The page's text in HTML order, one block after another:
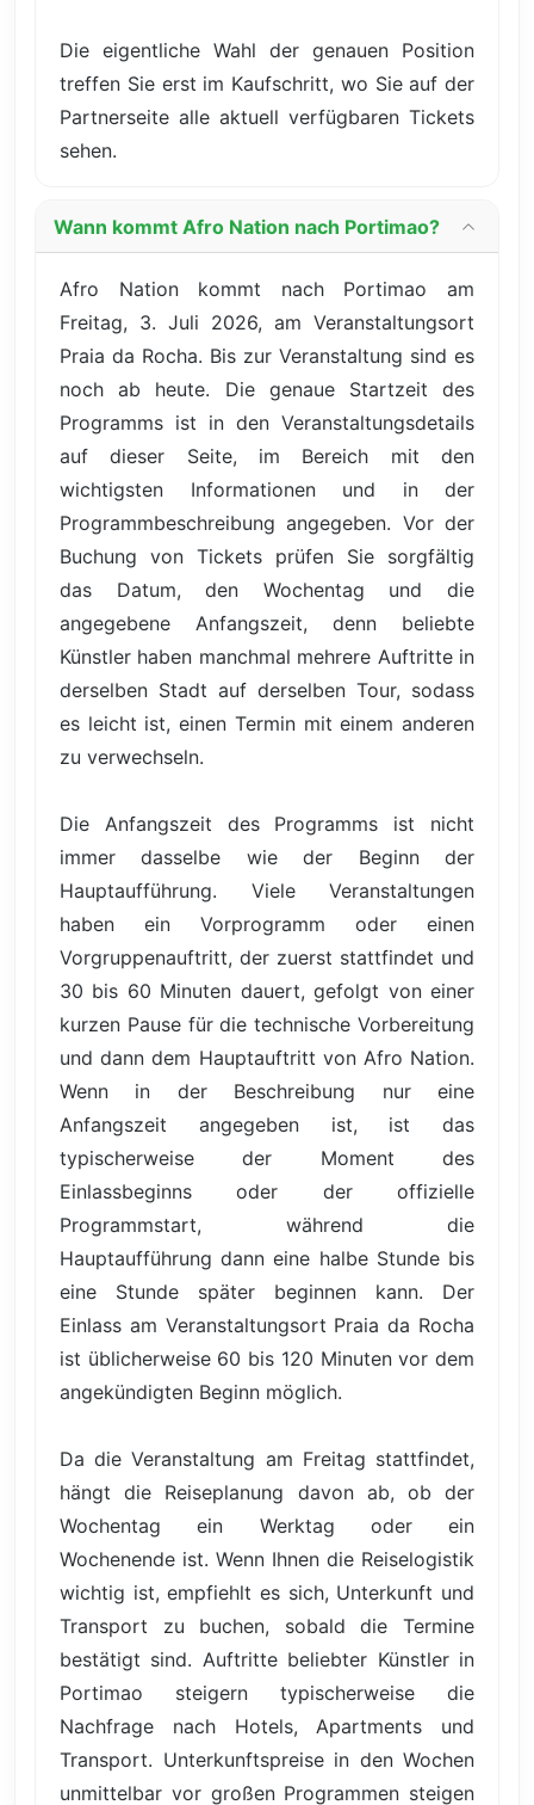
Die eigentliche Wahl der genauen Position
treffen Sie erst im Kaufschritt, wo Sie auf der
Partnerseite alle aktuell verfügbaren Tickets
sehen.
Wann kommt Afro Nation nach Portimao?
Afro Nation kommt nach Portimao am
Freitag, 3. Juli 2026, am Veranstaltungsort
Praia da Rocha. Bis zur Veranstaltung sind es
noch ab heute. Die genaue Startzeit des
Programms ist in den Veranstaltungsdetails
auf dieser Seite, im Bereich mit den
wichtigsten Informationen und in der
Programmbeschreibung angegeben. Vor der
Buchung von Tickets prüfen Sie sorgfältig
das Datum, den Wochentag und die
angegebene Anfangszeit, denn beliebte
Künstler haben manchmal mehrere Auftritte in
derselben Stadt auf derselben Tour, sodass
es leicht ist, einen Termin mit einem anderen
zu verwechseln.
Die Anfangszeit des Programms ist nicht
immer dasselbe wie der Beginn der
Hauptaufführung. Viele Veranstaltungen
haben ein Vorprogramm oder einen
Vorgruppenauftritt, der zuerst stattfindet und
30 bis 60 Minuten dauert, gefolgt von einer
kurzen Pause für die technische Vorbereitung
und dann dem Hauptauftritt von Afro Nation.
Wenn in der Beschreibung nur eine
Anfangszeit angegeben ist, ist das
typischerweise der Moment des
Einlassbeginns oder der offizielle
Programmstart, während die
Hauptaufführung dann eine halbe Stunde bis
eine Stunde später beginnen kann. Der
Einlass am Veranstaltungsort Praia da Rocha
ist üblicherweise 60 bis 120 Minuten vor dem
angekündigten Beginn möglich.
Da die Veranstaltung am Freitag stattfindet,
hängt die Reiseplanung davon ab, ob der
Wochentag ein Werktag oder ein
Wochenende ist. Wenn Ihnen die Reiselogistik
wichtig ist, empfiehlt es sich, Unterkunft und
Transport zu buchen, sobald die Termine
bestätigt sind. Auftritte beliebter Künstler in
Portimao steigern typischerweise die
Nachfrage nach Hotels, Apartments und
Transport. Unterkunftspreise in den Wochen
unmittelbar vor großen Programmen steigen